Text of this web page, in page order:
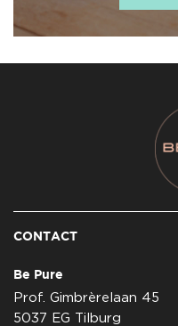
CONTACT
Be Pure
Prof. Gimbrèrelaan 45
5037 EG Tilburg